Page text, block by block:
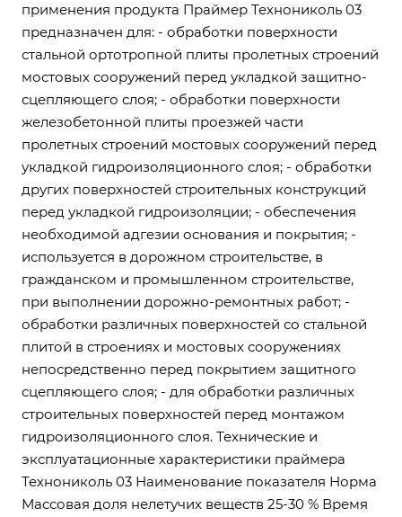
применения продукта Праймер Технониколь 03
предназначен для: - обработки поверхности
стальной ортотропной плиты пролетных строений
мостовых сооружений перед укладкой защитно-
сцепляющего слоя; - обработки поверхности
железобетонной плиты проезжей части
пролетных строений мостовых сооружений перед
укладкой гидроизоляционного слоя; - обработки
других поверхностей строительных конструкций
перед укладкой гидроизоляции; - обеспечения
необходимой адгезии основания и покрытия; -
используется в дорожном строительстве, в
гражданском и промышленном строительстве,
при выполнении дорожно-ремонтных работ; -
обработки различных поверхностей со стальной
плитой в строениях и мостовых сооружениях
непосредственно перед покрытием защитного
сцепляющего слоя; - для обработки различных
строительных поверхностей перед монтажом
гидроизоляционного слоя. Технические и
эксплуатационные характеристики праймера
Технониколь 03 Наименование показателя Норма
Массовая доля нелетучих веществ 25-30 % Время